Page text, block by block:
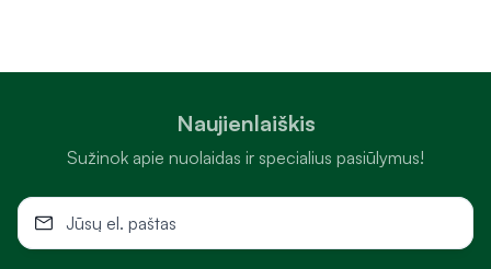
Naujienlaiškis
Sužinok apie nuolaidas ir specialius pasiūlymus!